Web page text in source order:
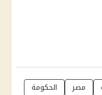
مصر الحكومة